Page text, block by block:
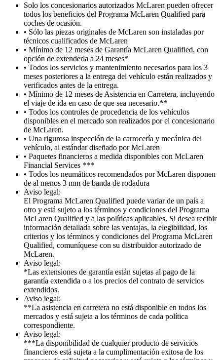
Solo los concesionarios autorizados McLaren pueden ofrecer
todos los beneficios del Programa McLaren Qualified para
coches de ocasión.
• Sólo las piezas originales de McLaren son instaladas por
técnicos cualificados de McLaren
• Mínimo de 12 meses de Garantía McLaren Qualified, con
opción de extenderla a 24 meses*
• Todos los servicios y mantenimiento necesarios para los 3
meses posteriores a la entrega del vehículo están realizados y
verificados antes de la entrega.
• Mínimo de 12 meses de Asistencia en Carretera, incluyendo
el viaje de ida en caso de que sea necesario.**
• Todos los controles de procedencia de los vehículos
disponibles en el mercado son realizados por el concesionario
de McLaren.
• Una rigurosa inspección de la carrocería y mecánica del
vehículo, al estándar diseñado por McLaren
• Paquetes financieros a medida disponibles con McLaren
Financial Services ***
• Todos los neumáticos recomendados por McLaren disponen
de al menos 3 mm de banda de rodadura
Aviso legal:
El Programa McLaren Qualified puede variar de un país a
otro y está sujeto a los términos y condiciones del Programa
McLaren Qualified y a las políticas aplicables. Si desea recibir
información detallada sobre las ventajas, la elegibilidad, los
criterios y los términos y condiciones del Programa McLaren
Qualified, comuníquese con su distribuidor autorizado de
McLaren.
Aviso legal:
*Las extensiones de garantía están sujetas al pago de la
garantía extendida o a los precios del contrato de servicios
extendidos.
Aviso legal:
**La asistencia en carretera no está disponible en todos los
mercados y está sujeta a los términos de cada política
correspondiente.
Aviso legal:
***La disponibilidad de cualquier producto de servicios
financieros está sujeta a la cumplimentación exitosa de los